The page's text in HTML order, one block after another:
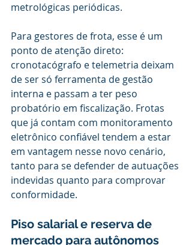
metrológicas periódicas.
Para gestores de frota, esse é um
ponto de atenção direto:
cronotacógrafo e telemetria deixam
de ser só ferramenta de gestão
interna e passam a ter peso
probatório em fiscalização. Frotas
que já contam com monitoramento
eletrônico confiável tendem a estar
em vantagem nesse novo cenário,
tanto para se defender de autuações
indevidas quanto para comprovar
conformidade.
Piso salarial e reserva de
mercado para autônomos